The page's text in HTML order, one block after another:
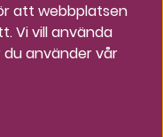
att webbplatsen
Vi vill använda
använder vår